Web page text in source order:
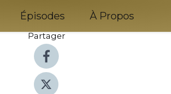
Épisodes À Propos
Partager